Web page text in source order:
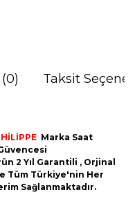
Taksit
Marka Saat
2 Yıl Garantili , Orjinal
Tüm Türkiye'nin Her
Sağlanmaktadır.